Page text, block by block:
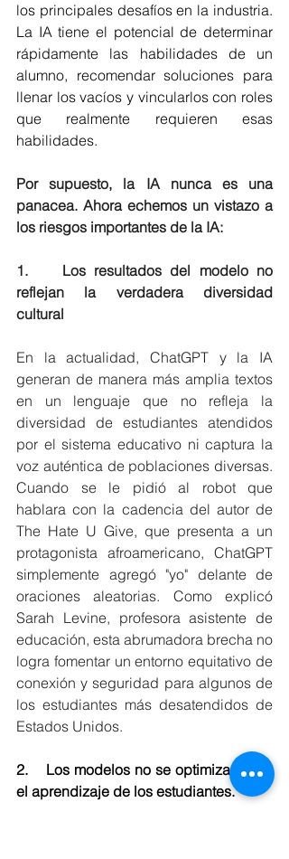
los principales desafíos en la industria.
La IA tiene el potencial de determinar
rápidamente las habilidades de un
alumno, recomendar soluciones para
llenar los vacíos y vincularlos con roles
que realmente requieren esas
habilidades.
Por supuesto, la IA nunca es una
panacea. Ahora echemos un vistazo a
los riesgos importantes de la IA:
1.    Los resultados del modelo no
reflejan la verdadera diversidad
cultural
En la actualidad, ChatGPT y la IA
generan de manera más amplia textos
en un lenguaje que no refleja la
diversidad de estudiantes atendidos
por el sistema educativo ni captura la
voz auténtica de poblaciones diversas.
Cuando se le pidió al robot que
hablara con la cadencia del autor de
The Hate U Give, que presenta a un
protagonista afroamericano, ChatGPT
simplemente agregó "yo" delante de
oraciones aleatorias. Como explicó
Sarah Levine, profesora asistente de
educación, esta abrumadora brecha no
logra fomentar un entorno equitativo de
conexión y seguridad para algunos de
los estudiantes más desatendidos de
Estados Unidos.
2.    Los modelos no se optimizan para
el aprendizaje de los estudiantes.